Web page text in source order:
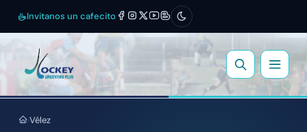
Invitanos un cafecito
›Vélez